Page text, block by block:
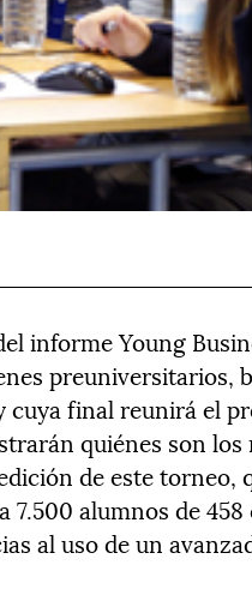
informe Young
preuniversitarios,
final reunirá el
quiénes son los
de este torneo,
alumnos de
al uso de un